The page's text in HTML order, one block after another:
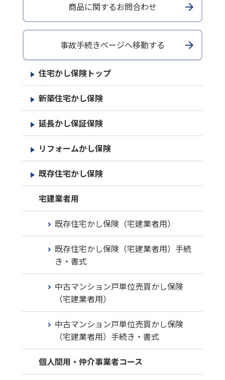
住宅かし保険トップ
新築住宅かし保険
延長かし保証保険
リフォームかし保険
既存住宅かし保険
宅建業者用
既存住宅かし保険（宅建業者用）
既存住宅かし保険（宅建業者用）手続
き・書式
中古マンション戸単位売買かし保険
（宅建業者用）
中古マンション戸単位売買かし保険
（宅建業者用）手続き・書式
個人間用・仲介事業者コース
商品に関するお問合わせ
事故手続きページへ移動する